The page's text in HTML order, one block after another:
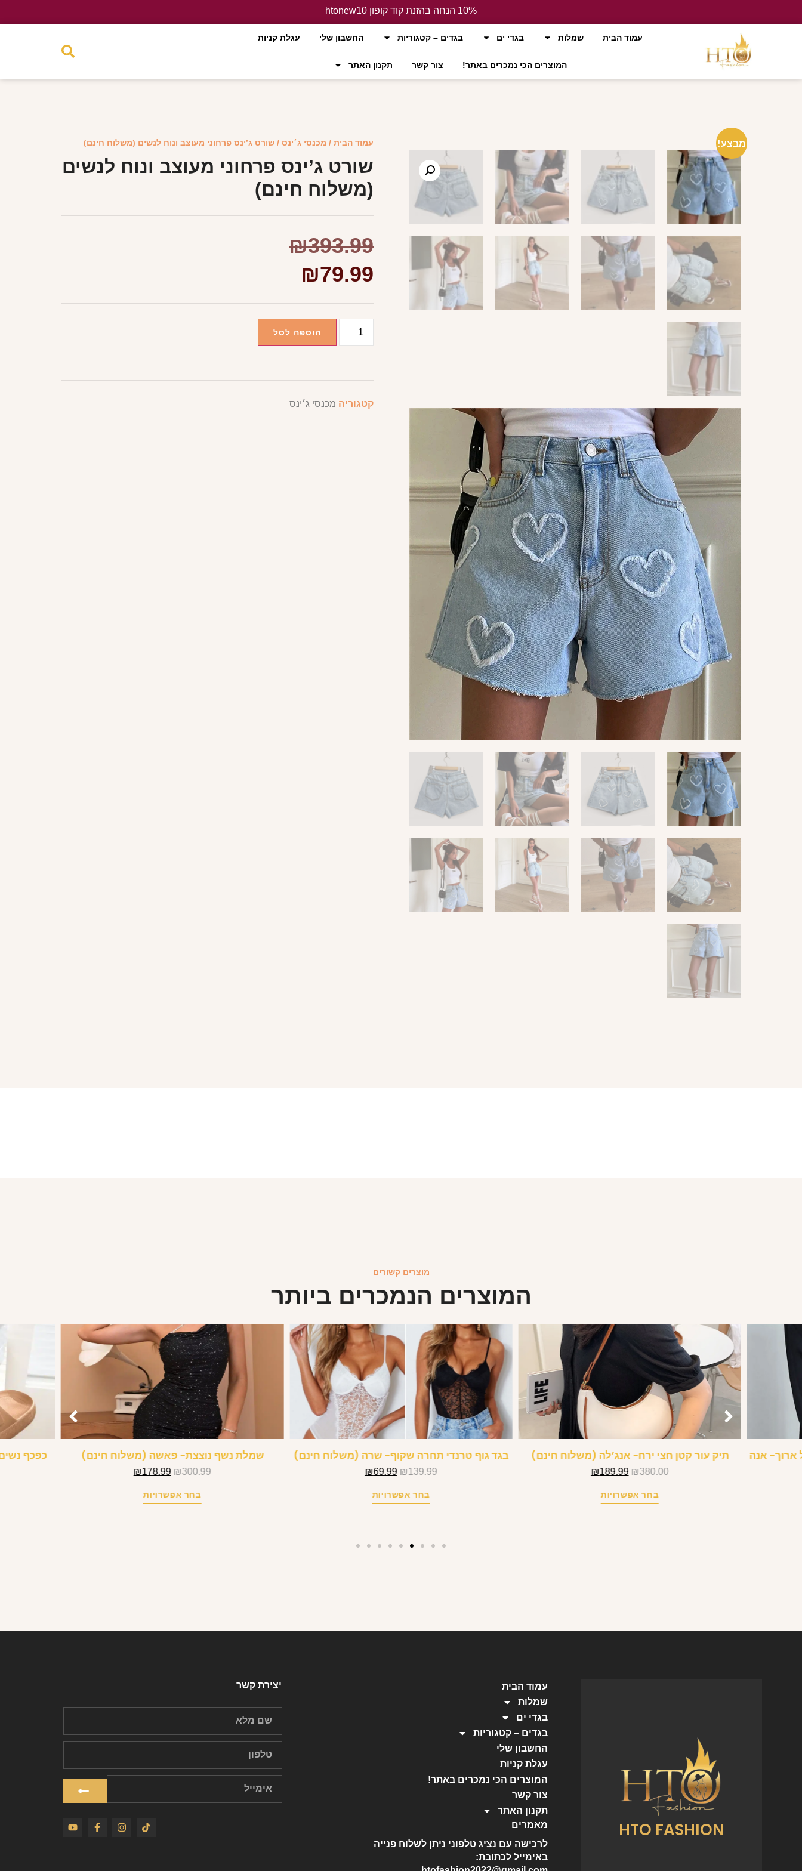
10% הנחה בהזנת קוד קופון htonew10
עמוד הבית
שמלות בגדי ים בגדים – קטגוריות החשבון שלי עגלת קניות
המוצרים הכי נמכרים באתר! צור קשר תקנון האתר
מבצע! עמוד הבית / מכנסי ג׳ינס / שורט ג’ינס פרחוני מעוצב ונוח לנשים (משלוח חינם)
שורט ג’ינס פרחוני מעוצב ונוח לנשים
(משלוח חינם)
₪393.99
₪79.99
הוספה לסל
קטגוריה מכנסי ג׳ינס
מוצרים קשורים
המוצרים הנמכרים ביותר
ארוך- אנה תיק עור קטן חצי ירח- אנג’לה (משלוח חינם)
₪380.00
₪189.99
בחר אפשרויות
בגד גוף טרנדי תחרה שקוף- שרה (משלוח חינם)
₪139.99
₪69.99
בחר אפשרויות
שמלת נשף נוצצת- פאשה (משלוח חינם)
₪300.99
₪178.99
בחר אפשרויות
כפכף
HTO FASHION
עמוד הבית
שמלות
בגדי ים
בגדים – קטגוריות
החשבון שלי
עגלת קניות
המוצרים הכי נמכרים באתר!
צור קשר
תקנון האתר
מאמרים
לרכישה עם נציג טלפוני ניתן לשלוח פנייה
באימייל לכתובת:
יצירת קשר